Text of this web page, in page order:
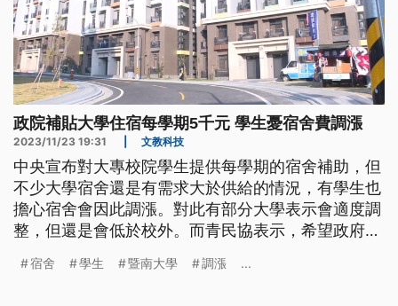
政院補貼大學住宿每學期5千元 學生憂宿舍費調漲
2023/11/23 19:31 文教科技
中央宣布對大專校院學生提供每學期的宿舍補助，但
不少大學宿舍還是有需求大於供給的情況，有學生也
擔心宿舍會因此調漲。對此有部分大學表示會適度調
整，但還是會低於校外。而青民協表示，希望政府要
宿舍 學生 暨南大學 調漲 ...